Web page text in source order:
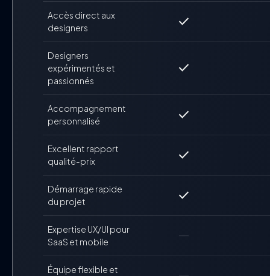
Accès direct aux
designers
check
Designers
expérimentés et
passionnés
check
Accompagnement
personnalisé
check
Excellent rapport
qualité-prix
check
Démarrage rapide
du projet
check
Expertise UX/UI pour
SaaS et mobile
Équipe flexible et